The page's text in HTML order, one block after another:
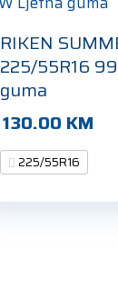
RIKEN
225/55R16
guma
130.00 KM
225/55R16